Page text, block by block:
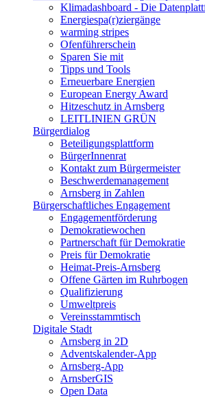
Klimadashboard - Die
Energiespa(r)ziergänge
warming stripes
Ofenführerschein
Sparen Sie mit
Tipps und Tools
Erneuerbare Energien
European Energy Award
Hitzeschutz in Arnsberg
LEITLINIEN GRÜN
Bürgerdialog
Beteiligungsplattform
BürgerInnenrat
Kontakt zum Bürgermeister
Beschwerdemanagement
Arnsberg in Zahlen
Bürgerschaftliches Engagement
Engagementförderung
Demokratiewochen
Partnerschaft für Demokratie
Preis für Demokratie
Heimat-Preis-Arnsberg
Offene Gärten im Ruhrbogen
Qualifizierung
Umweltpreis
Vereinsstammtisch
Digitale Stadt
Arnsberg in 2D
Adventskalender-App
Arnsberg-App
ArnsberGIS
Open Data